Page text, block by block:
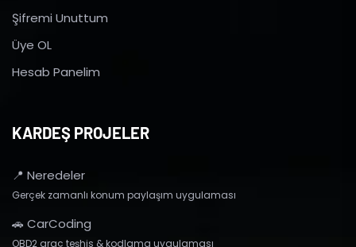
Şifremi Unuttum
Üye OL
Hesab Panelim
KARDEŞ PROJELER
📍 Neredeler
Gerçek zamanlı konum paylaşım uygulaması
🚗 CarCoding
OBD2 araç teşhis & kodlama uygulaması